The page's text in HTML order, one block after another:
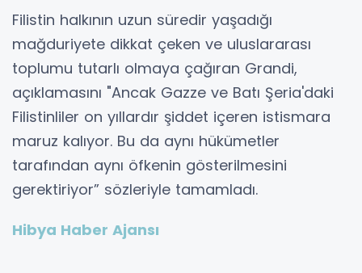
Filistin halkının uzun süredir yaşadığı
mağduriyete dikkat çeken ve uluslararası
toplumu tutarlı olmaya çağıran Grandi,
açıklamasını "Ancak Gazze ve Batı Şeria'daki
Filistinliler on yıllardır şiddet içeren istismara
maruz kalıyor. Bu da aynı hükümetler
tarafından aynı öfkenin gösterilmesini
gerektiriyor” sözleriyle tamamladı.
Hibya Haber Ajansı